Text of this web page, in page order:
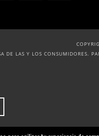
DE LAS Y LOS CONSUMIDORES.